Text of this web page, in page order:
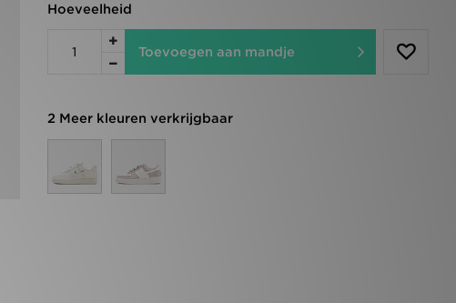
Hoeveelheid
Toevoegen aan mandje
2 Meer kleuren verkrijgbaar